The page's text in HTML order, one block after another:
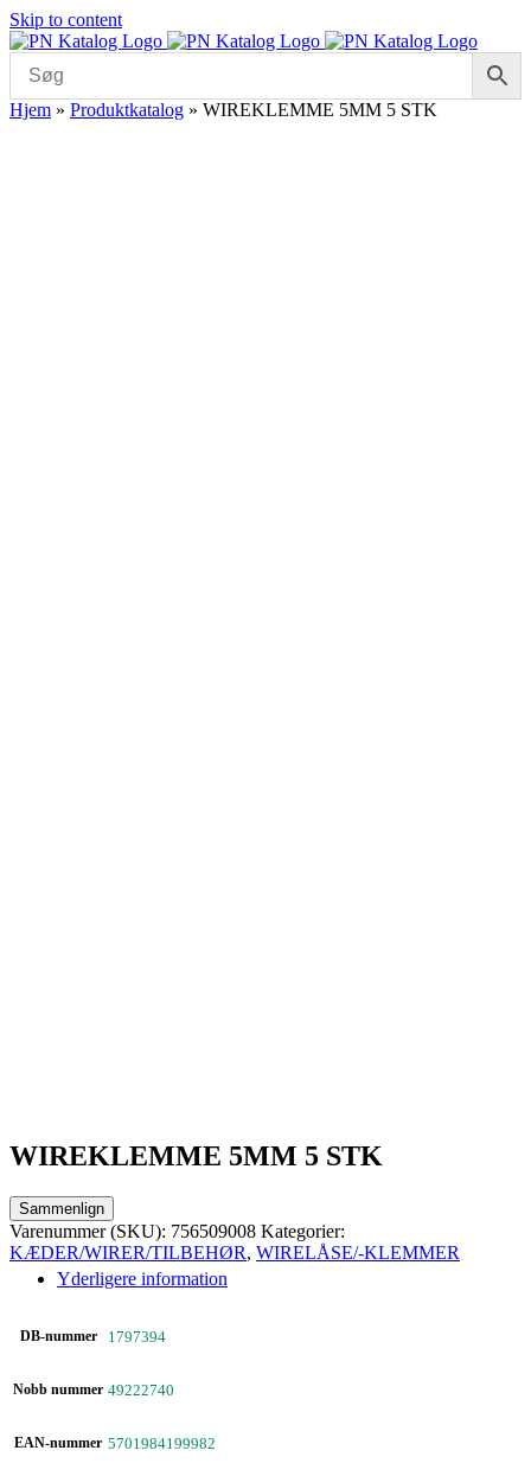
Skip to content
Hjem » Produktkatalog » WIREKLEMME 5MM 5 STK
WIREKLEMME 5MM 5 STK
Sammenlign
Varenummer (SKU): 756509008 Kategorier:
KÆDER/WIRER/TILBEHØR, WIRELÅSE/-KLEMMER
Yderligere information
DB-nummer 1797394
Nobb nummer 49222740
EAN-nummer 5701984199982